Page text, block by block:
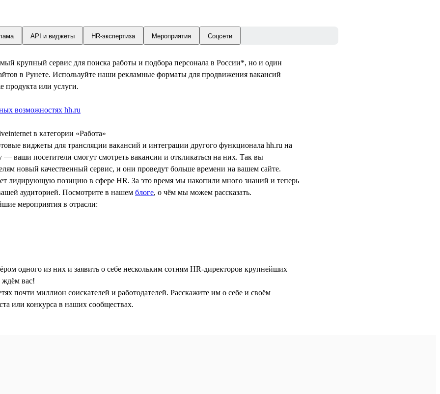
API и виджеты HR-экспертиза Мероприятия Соцсети
крупный сервис для поиска работы и подбора персонала в России*, но и один
в Рунете. Используйте наши рекламные форматы для продвижения вакансий
продукта или услуги.
возможностях hh.ru
в категории «Работа»
виджеты для трансляции вакансий и интеграции другого функционала hh.ru на
ваши посетители смогут смотреть вакансии и откликаться на них. Так вы
новый качественный сервис, и они проведут больше времени на вашем сайте.
лидирующую позицию в сфере HR. За это время мы накопили много знаний и теперь
аудиторией. Посмотрите в нашем блоге, о чём мы можем рассказать.
мероприятия в отрасли:
одного из них и заявить о себе нескольким сотням HR-директоров крупнейших
вас!
почти миллион соискателей и работодателей. Расскажите им о себе и своём
или конкурса в наших сообществах.